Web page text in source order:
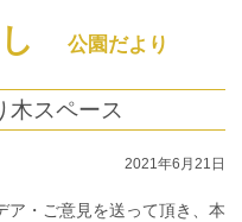
し 公園だより
木スペース
2021年6月21日
ア・ご意見を送って頂き、本